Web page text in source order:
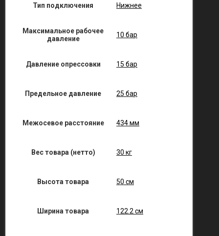
Тип подключения Нижнее
Максимальное рабочее
давление
10 бар
Давление опрессовки 15 бар
Предельное давление 25 бар
Межосевое расстояние 434 мм
Вес товара (нетто) 30 кг
Высота товара 50 см
Ширина товара 122.2 см